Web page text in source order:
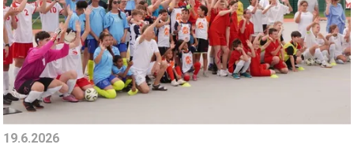
19.6.2026